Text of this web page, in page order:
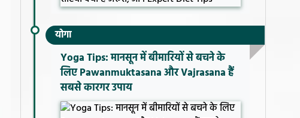
योगा
Yoga Tips: मानसून में बीमारियों से बचने के
लिए Pawanmuktasana और Vajrasana हैं
सबसे कारगर उपाय